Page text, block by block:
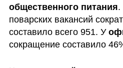
общественного питания.
поварских вакансий
составило всего 951. У
сокращение составило